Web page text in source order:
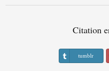
Citation
tumblr